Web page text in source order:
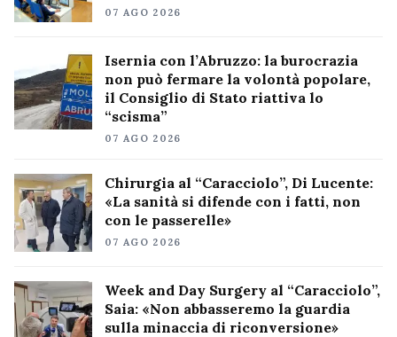
07 AGO 2026
Isernia con l’Abruzzo: la burocrazia
non può fermare la volontà popolare,
il Consiglio di Stato riattiva lo
“scisma”
07 AGO 2026
Chirurgia al “Caracciolo”, Di Lucente:
«La sanità si difende con i fatti, non
con le passerelle»
07 AGO 2026
Week and Day Surgery al “Caracciolo”,
Saia: «Non abbasseremo la guardia
sulla minaccia di riconversione»